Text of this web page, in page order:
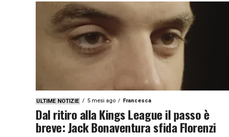
ULTIME NOTIZIE 5 mesi ago Francesca
Dal ritiro alla Kings League il passo è
breve: Jack Bonaventura sfida Florenzi